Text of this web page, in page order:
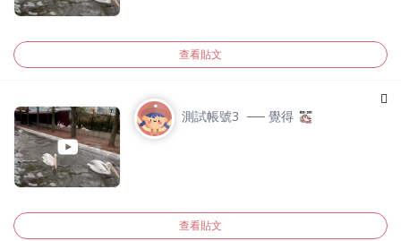
查看貼文
測試帳號3 ── 覺得
查看貼文